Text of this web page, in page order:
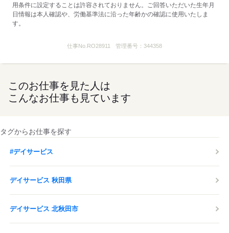
用条件に設定することは許容されておりません。ご回答いただいた生年月
日情報は本人確認や、労働基準法に沿った年齢かの確認に使用いたしま
す。
仕事No. RO28911 管理番号： 344358
このお仕事を見た人は
こんなお仕事も見ています
タグからお仕事を探す
#デイサービス
デイサービス 秋田県
デイサービス 北秋田市